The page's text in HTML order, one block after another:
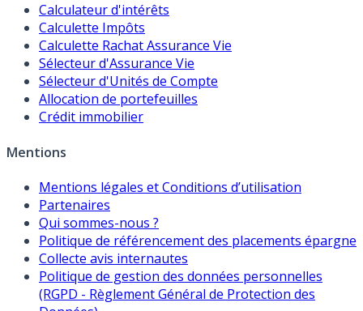
Calculateur d'intérêts
Calculette Impôts
Calculette Rachat Assurance Vie
Sélecteur d'Assurance Vie
Sélecteur d'Unités de Compte
Allocation de portefeuilles
Crédit immobilier
Mentions
Mentions légales et Conditions d’utilisation
Partenaires
Qui sommes-nous ?
Politique de référencement des placements épargne
Collecte avis internautes
Politique de gestion des données personnelles
(RGPD - Règlement Général de Protection des